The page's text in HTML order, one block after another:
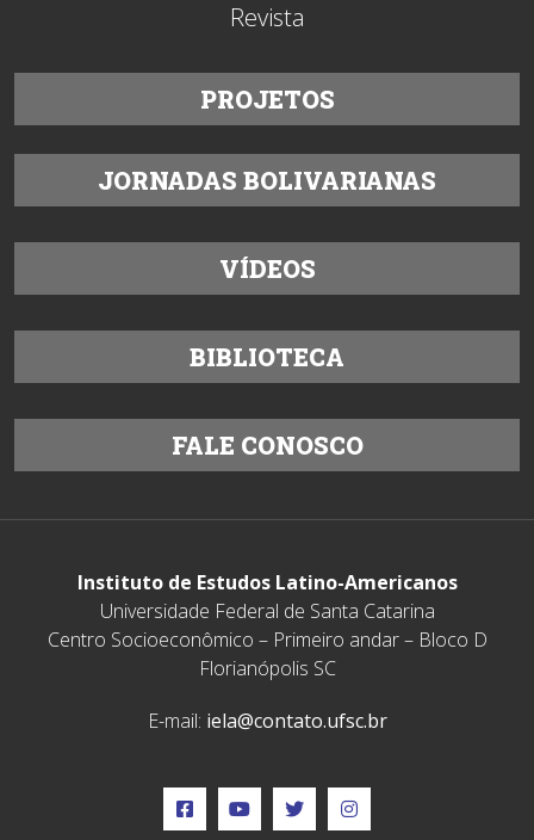
Revista
PROJETOS
JORNADAS BOLIVARIANAS
VÍDEOS
BIBLIOTECA
FALE CONOSCO
Instituto de Estudos Latino-Americanos
Universidade Federal de Santa Catarina
Centro Socioeconômico – Primeiro andar – Bloco D
Florianópolis SC
E-mail: iela@contato.ufsc.br